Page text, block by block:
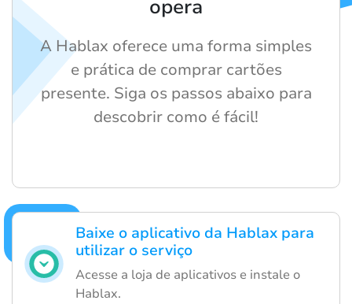
Baixe o aplicativo da Hablax para
utilizar o serviço
Acesse a loja de aplicativos e instale o
Hablax.
opera
A Hablax oferece uma forma simples
e prática de comprar cartões
presente. Siga os passos abaixo para
descobrir como é fácil!